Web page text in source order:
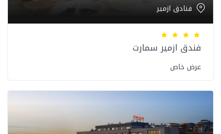
فنادق ازمير
فندق ازمير سمارت
عرض خاص